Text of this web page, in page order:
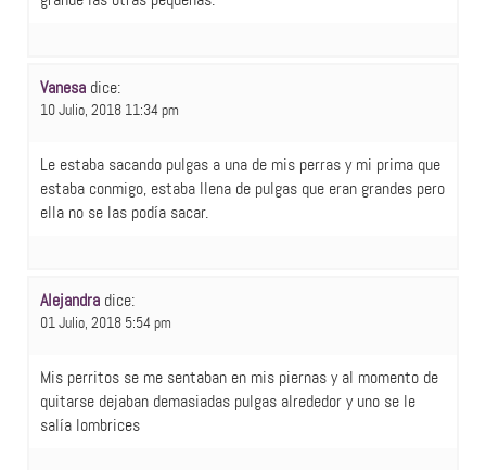
Vanesa dice:
10 Julio, 2018 11:34 pm
Le estaba sacando pulgas a una de mis perras y mi prima que
estaba conmigo, estaba llena de pulgas que eran grandes pero
ella no se las podía sacar.
Alejandra dice:
01 Julio, 2018 5:54 pm
Mis perritos se me sentaban en mis piernas y al momento de
quitarse dejaban demasiadas pulgas alrededor y uno se le
salía lombrices